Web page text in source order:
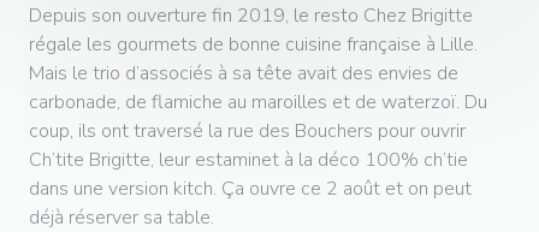
Depuis son ouverture fin 2019, le resto Chez Brigitte
régale les gourmets de bonne cuisine française à Lille.
Mais le trio d’associés à sa tête avait des envies de
carbonade, de flamiche au maroilles et de waterzoï. Du
coup, ils ont traversé la rue des Bouchers pour ouvrir
Ch’tite Brigitte, leur estaminet à la déco 100% ch’tie
dans une version kitch. Ça ouvre ce 2 août et on peut
déjà réserver sa table.